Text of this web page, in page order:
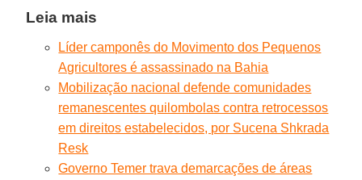
Leia mais
Líder camponês do Movimento dos Pequenos
Agricultores é assassinado na Bahia
Mobilização nacional defende comunidades
remanescentes quilombolas contra retrocessos
em direitos estabelecidos, por Sucena Shkrada
Resk
Governo Temer trava demarcações de áreas